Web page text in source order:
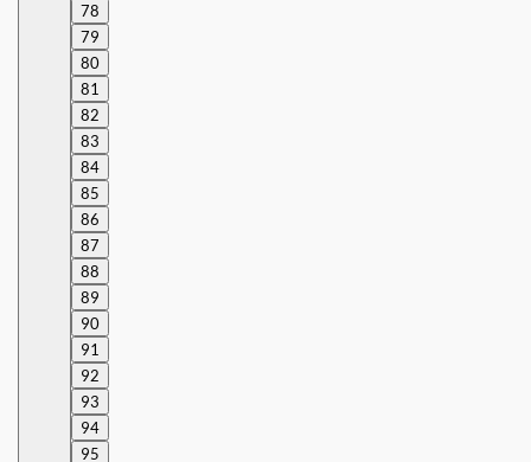
78
79
80
81
82
83
84
85
86
87
88
89
90
91
92
93
94
95